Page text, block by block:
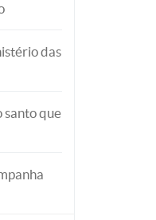
das
santo que